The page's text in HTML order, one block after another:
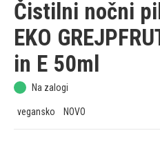
Čistilni nočni
EKO
in E 50ml
Na zalogi
vegansko NOVO